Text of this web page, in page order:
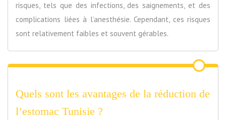
risques, tels que des infections, des saignements, et des
complications liées à l’anesthésie. Cependant, ces risques
sont relativement faibles et souvent gérables.
Quels sont les avantages de la réduction de
l’estomac Tunisie ?